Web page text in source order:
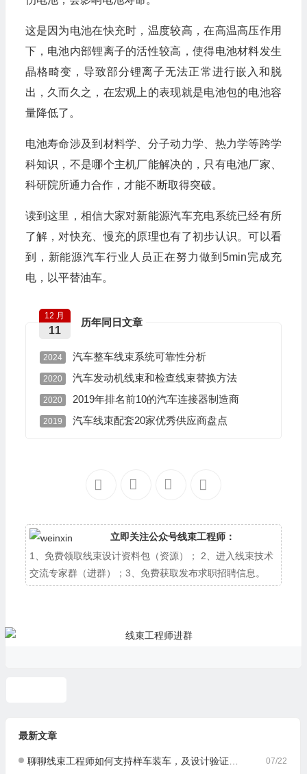
这是因为电池在快充时，温度较高，在高温高压作用
下，电池内部锂离子的活性较高，使得电池材料发生
晶格畸变，导致部分锂离子无法正常进行嵌入和脱
出，久而久之，在宏观上的表现就是电池包的电池容
量降低了。
电池寿命涉及到材料学、分子动力学、热力学等跨学
科知识，不是哪个主机厂能解决的，只有电池厂家、
科研院所通力合作，才能不断取得突破。
读到这里，相信大家对新能源汽车充电系统已经有所
了解，对快充、慢充的原理也有了初步认识。可以看
到，新能源汽车行业人员正在努力做到5min完成充
电，以平替油车。
历年同日文章
12 月
11
2024 汽车整车线束系统可靠性分析
2020 汽车发动机线束和检查线束替换方法
2020 2019年排名前10的汽车连接器制造商
2019 汽车线束配套20家优秀供应商盘点
立即关注公众号线束工程师：
1、免费领取线束设计资料包（资源）； 2、进入线束技术
交流专家群（进群）；3、免费获取发布求职招聘信息。
最新文章
07/22
聊聊线束工程师如何支持样车装车，及设计验证与优化